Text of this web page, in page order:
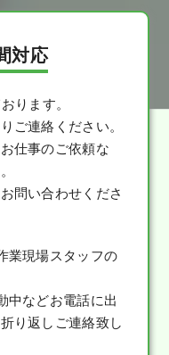
対応
ります。
ご連絡ください。
仕事のご依頼な
問い合わせくださ
業現場スタッフの
中などお電話に出
り返しご連絡致し